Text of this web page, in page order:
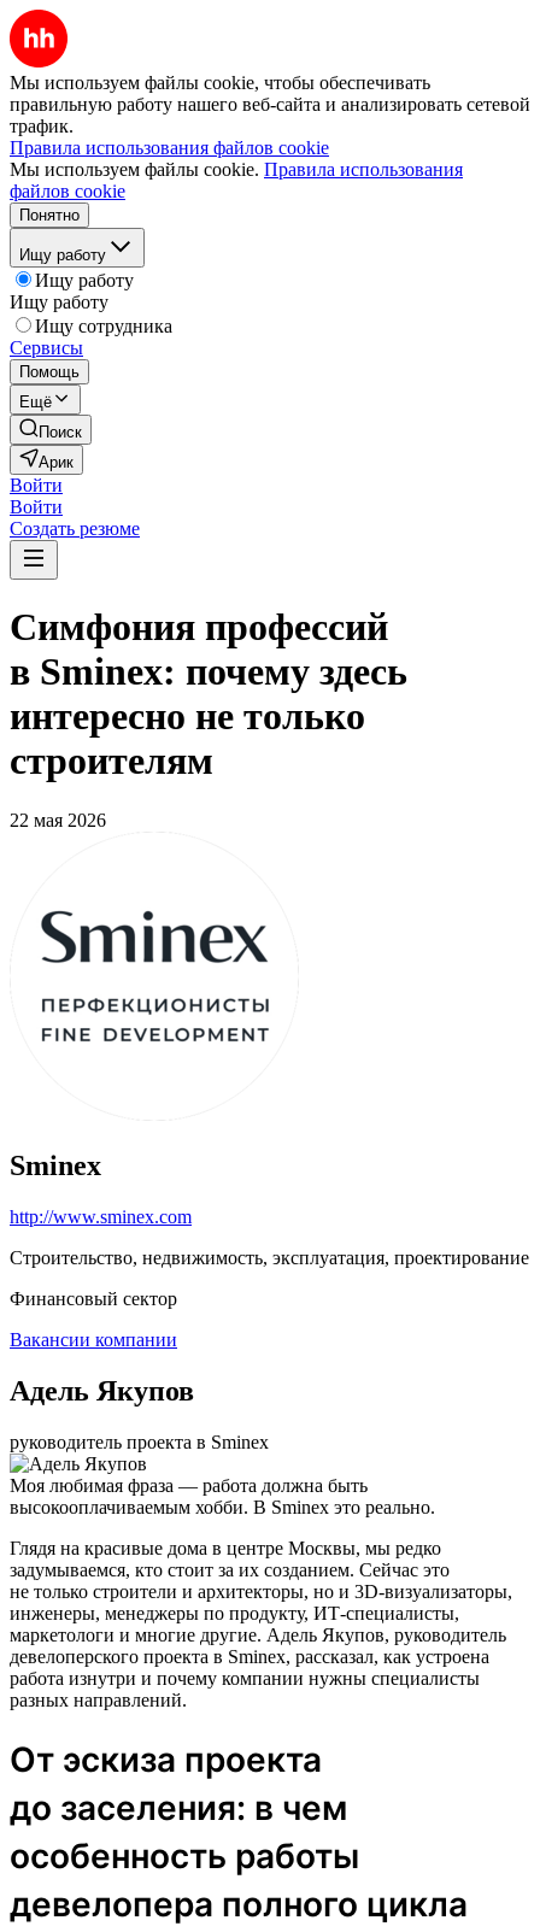
Мы используем файлы cookie, чтобы обеспечивать
правильную работу нашего веб-сайта и анализировать сетевой
трафик.
Правила использования файлов cookie
Мы используем файлы cookie. Правила использования
файлов cookie
Понятно
Ищу работу
Ищу работу
Ищу работу
Ищу сотрудника
Сервисы
Помощь
Ещё
Поиск
Арик
Войти
Войти
Создать резюме
Симфония профессий
в Sminex: почему здесь
интересно не только
строителям
22 мая 2026
Sminex
http://www.sminex.com
Строительство, недвижимость, эксплуатация, проектирование
Финансовый сектор
Вакансии компании
Адель Якупов
руководитель проекта в Sminex
Моя любимая фраза — работа должна быть
высокооплачиваемым хобби. В Sminex это реально.
Глядя на красивые дома в центре Москвы, мы редко
задумываемся, кто стоит за их созданием. Сейчас это
не только строители и архитекторы, но и 3D-визуализаторы,
инженеры, менеджеры по продукту, ИТ-специалисты,
маркетологи и многие другие. Адель Якупов, руководитель
девелоперского проекта в Sminex, рассказал, как устроена
работа изнутри и почему компании нужны специалисты
разных направлений.
От эскиза проекта
до заселения: в чем
особенность работы
девелопера полного цикла